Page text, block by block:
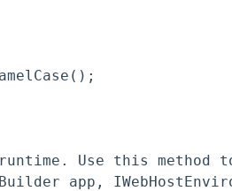
Use this method
app,